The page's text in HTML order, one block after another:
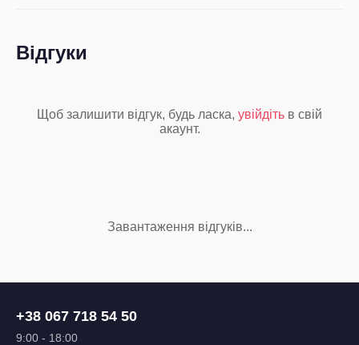
Відгуки
Щоб залишити відгук, будь ласка, увійдіть в свій
акаунт.
Завантаження відгуків...
+38 067 718 54 50
9:00 - 18:00